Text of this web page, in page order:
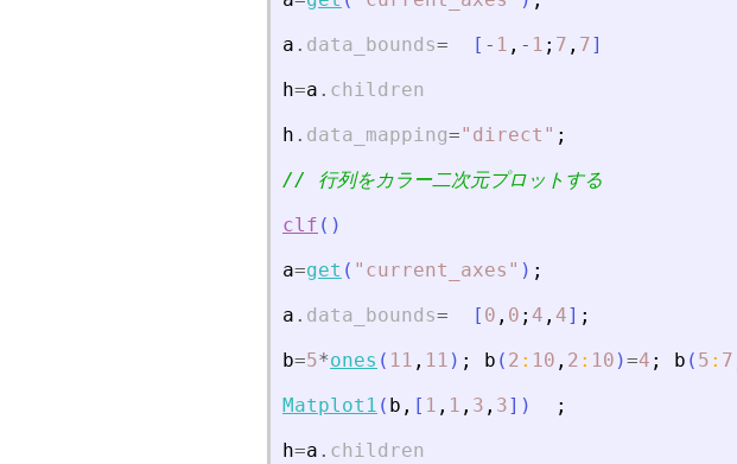
a . data_bounds= [ - 1 , - 1 ; 7 , 7]
h=a . children
h . data_mapping=" direct " ;
// 行列をカラー二次元プロットする
clf ( )
a=get ( " current_axes " ) ;
a . data_bounds= [ 0 , 0 ; 4 , 4] ;
b=5*ones ( 11 , 11 ) ; b ( 2 : 10 , 2 : 10 )=4 ; b ( 5 : 7
Matplot1 ( b , [ 1 , 1 , 3 , 3] )
;
h=a . children